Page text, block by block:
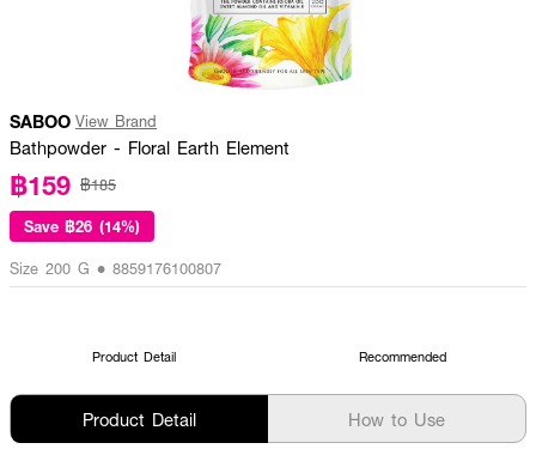
SABOO View Brand
Bathpowder - Floral Earth Element
฿159 ฿185
Save ฿26 (14%)
Size 200 G • 8859176100807
Product Detail Recommended
Product Detail How to Use